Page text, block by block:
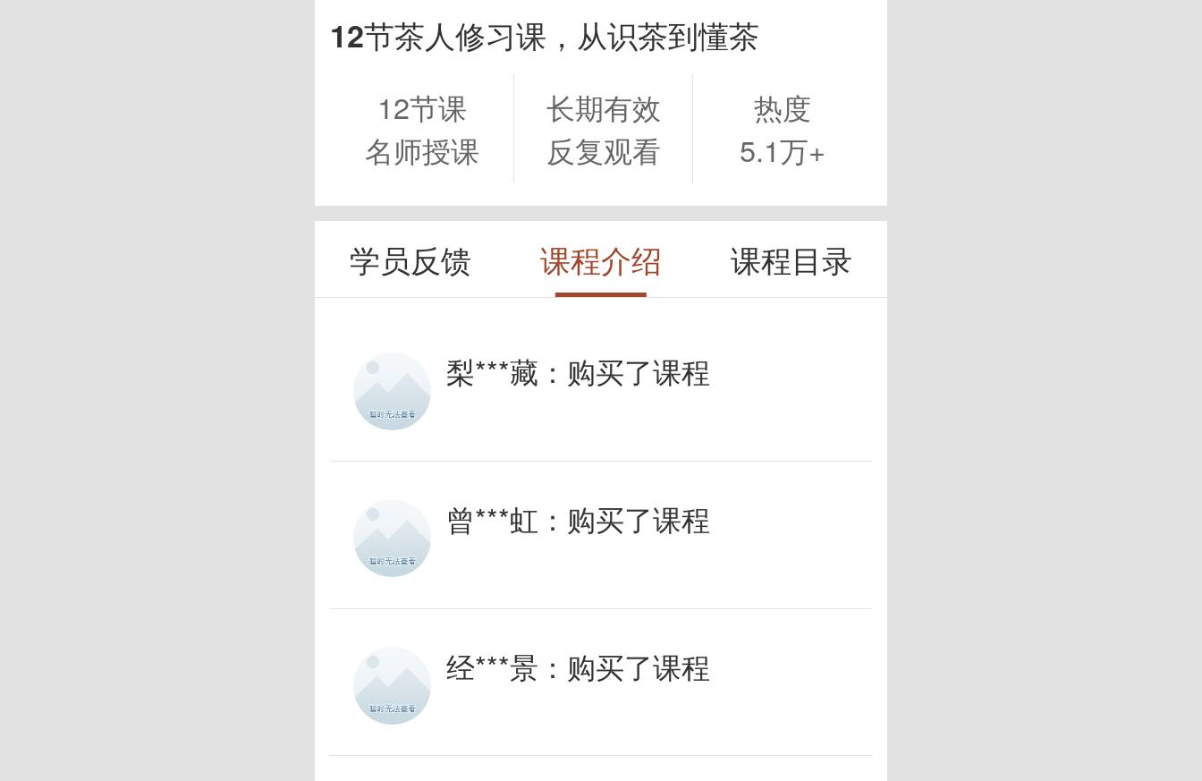
12节茶人修习课，从识茶到懂茶
12节课
名师授课
长期有效
反复观看
热度
5.1万+
学员反馈 课程介绍 课程目录
梨***藏： 购买了课程
曾***虹： 购买了课程
经***景： 购买了课程